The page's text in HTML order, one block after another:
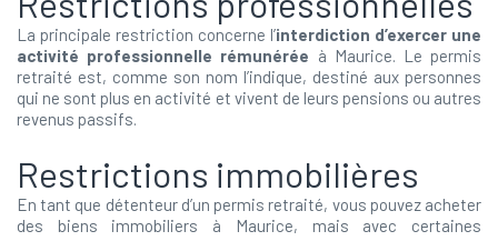
La principale restriction concerne l’interdiction d’exercer une
activité professionnelle rémunérée à Maurice. Le permis
retraité est, comme son nom l’indique, destiné aux personnes
qui ne sont plus en activité et vivent de leurs pensions ou autres
revenus passifs.
Restrictions immobilières
En tant que détenteur d’un permis retraité, vous pouvez acheter
des biens immobiliers à Maurice, mais avec certaines